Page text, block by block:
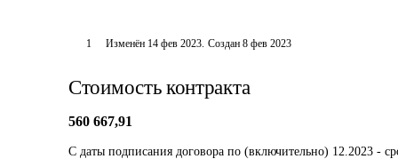
1 Изменён 14 фев 2023. Создан 8 фев 2023
Стоимость контракта
560 667,91
С даты подписания договора по (включительно) 12.2023 -